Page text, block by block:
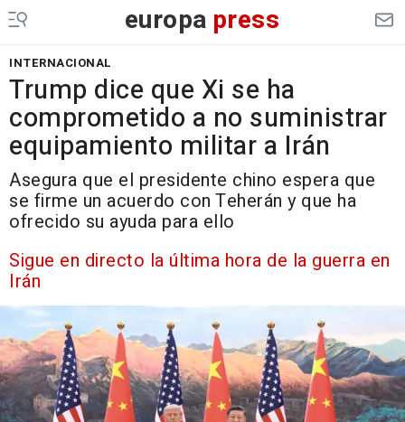
europa press
INTERNACIONAL
Trump dice que Xi se ha
comprometido a no suministrar
equipamiento militar a Irán
Asegura que el presidente chino espera que
se firme un acuerdo con Teherán y que ha
ofrecido su ayuda para ello
Sigue en directo la última hora de la guerra en
Irán